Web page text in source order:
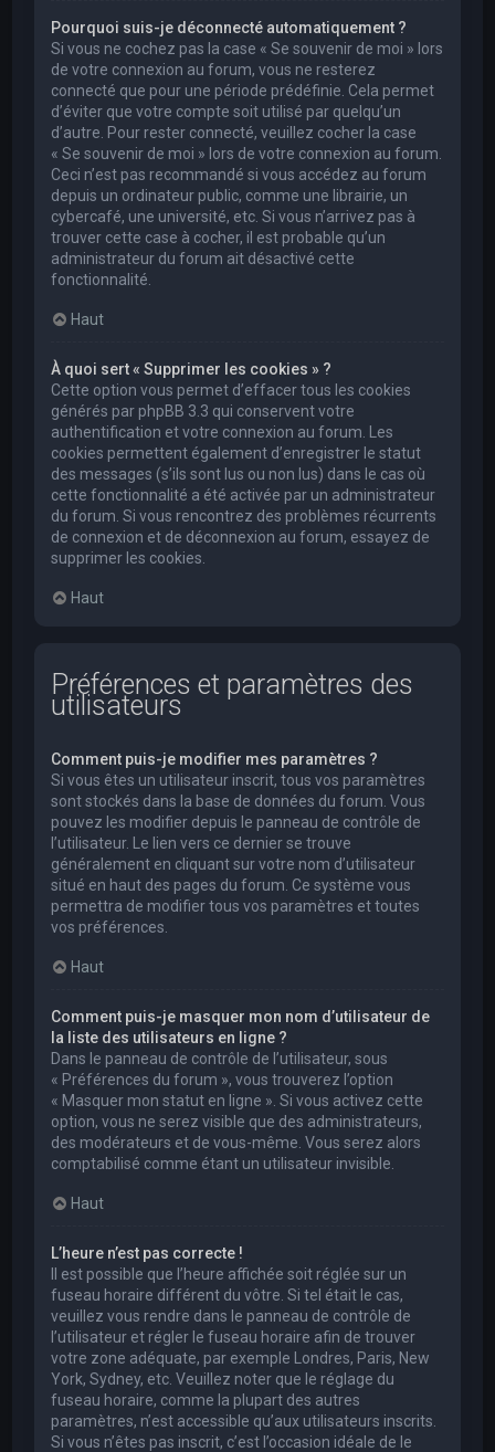
Pourquoi suis-je déconnecté automatiquement ?
Si vous ne cochez pas la case « Se souvenir de moi » lors
de votre connexion au forum, vous ne resterez
connecté que pour une période prédéfinie. Cela permet
d’éviter que votre compte soit utilisé par quelqu’un
d’autre. Pour rester connecté, veuillez cocher la case
« Se souvenir de moi » lors de votre connexion au forum.
Ceci n’est pas recommandé si vous accédez au forum
depuis un ordinateur public, comme une librairie, un
cybercafé, une université, etc. Si vous n’arrivez pas à
trouver cette case à cocher, il est probable qu’un
administrateur du forum ait désactivé cette
fonctionnalité.
Haut
À quoi sert « Supprimer les cookies » ?
Cette option vous permet d’effacer tous les cookies
générés par phpBB 3.3 qui conservent votre
authentification et votre connexion au forum. Les
cookies permettent également d’enregistrer le statut
des messages (s’ils sont lus ou non lus) dans le cas où
cette fonctionnalité a été activée par un administrateur
du forum. Si vous rencontrez des problèmes récurrents
de connexion et de déconnexion au forum, essayez de
supprimer les cookies.
Haut
Préférences et paramètres des
utilisateurs
Comment puis-je modifier mes paramètres ?
Si vous êtes un utilisateur inscrit, tous vos paramètres
sont stockés dans la base de données du forum. Vous
pouvez les modifier depuis le panneau de contrôle de
l’utilisateur. Le lien vers ce dernier se trouve
généralement en cliquant sur votre nom d’utilisateur
situé en haut des pages du forum. Ce système vous
permettra de modifier tous vos paramètres et toutes
vos préférences.
Haut
Comment puis-je masquer mon nom d’utilisateur de
la liste des utilisateurs en ligne ?
Dans le panneau de contrôle de l’utilisateur, sous
« Préférences du forum », vous trouverez l’option
« Masquer mon statut en ligne ». Si vous activez cette
option, vous ne serez visible que des administrateurs,
des modérateurs et de vous-même. Vous serez alors
comptabilisé comme étant un utilisateur invisible.
Haut
L’heure n’est pas correcte !
Il est possible que l’heure affichée soit réglée sur un
fuseau horaire différent du vôtre. Si tel était le cas,
veuillez vous rendre dans le panneau de contrôle de
l’utilisateur et régler le fuseau horaire afin de trouver
votre zone adéquate, par exemple Londres, Paris, New
York, Sydney, etc. Veuillez noter que le réglage du
fuseau horaire, comme la plupart des autres
paramètres, n’est accessible qu’aux utilisateurs inscrits.
Si vous n’êtes pas inscrit, c’est l’occasion idéale de le